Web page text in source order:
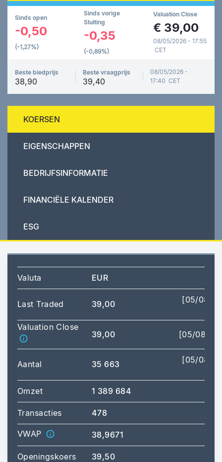
Sinds open
-0,50
(-1,27%)
Sinds vorige
Sluiting
-0,35
(-0,89%)
Valuation Close
€ 39,00
08/05/2026 - 17:55
CET
Beste biedprijs
38,90
Beste vraagprijs
39,40
08/05/2026 -
17:40 CET
KOERSEN
EIGENSCHAPPEN
BEDRIJFSINFORMATIE
FINANCIËLE KALENDER
ESG
Valuta EUR
Last Traded 39,00
[05/08/
Valuation Close
39,00 [05/08/
Aantal 35 663
[05/08/
Omzet 1 389 684
Transacties 478
VWAP 38,9671
Openingskoers 39,50